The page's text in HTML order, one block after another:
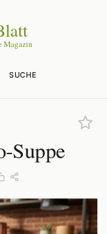
SUCHE
Suppe